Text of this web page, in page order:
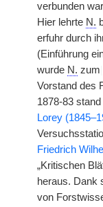
verbunden
Hier lehrte N.
erfuhr durch
(Einführung
wurde N. zum
Vorstand des
1878-83
Lorey
Friedrich
„Kritischen
heraus. Dank
von